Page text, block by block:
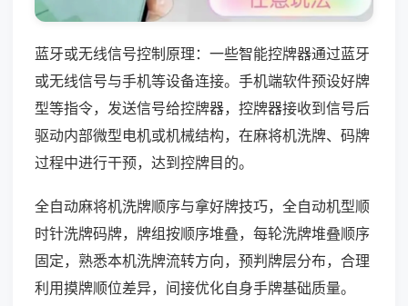
蓝牙或无线信号控制原理：一些智能控牌器通过蓝牙
或无线信号与手机等设备连接。手机端软件预设好牌
型等指令，发送信号给控牌器，控牌器接收到信号后
驱动内部微型电机或机械结构，在麻将机洗牌、码牌
过程中进行干预，达到控牌目的。
全自动麻将机洗牌顺序与拿好牌技巧，全自动机型顺
时针洗牌码牌，牌组按顺序堆叠，每轮洗牌堆叠顺序
固定，熟悉本机洗牌流转方向，预判牌层分布，合理
利用摸牌顺位差异，间接优化自身手牌基础质量。